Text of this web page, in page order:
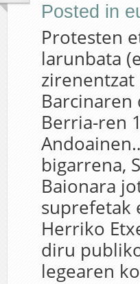
Posted in
Protesten
larunbata
zirenentzat
Barcinaren
Berria-ren
bigarrena,
Baionara
suprefetak
Herriko
diru
legearen